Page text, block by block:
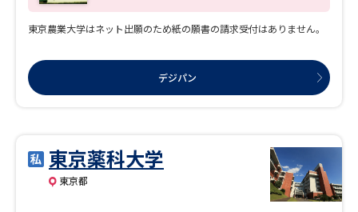
東京農業大学はネット出願のため紙の願書の請求受付はありません。
デジパン
東京薬科大学
東京都